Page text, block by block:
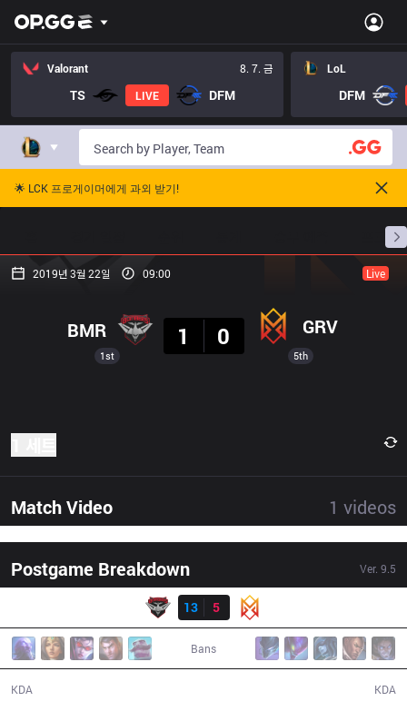
Valorant 8. 7. 금
TS LIVE DFM
LoL
DFM
🌟 LCK 프로게이머에게 과외 받기!
프로빌
2019년 3월 22일 09:00 Live
1st
BMR
1
0 GRV
5th
Match Video 1 videos
Postgame Breakdown Ver. 9.5
13
5
Bans
KDA KDA